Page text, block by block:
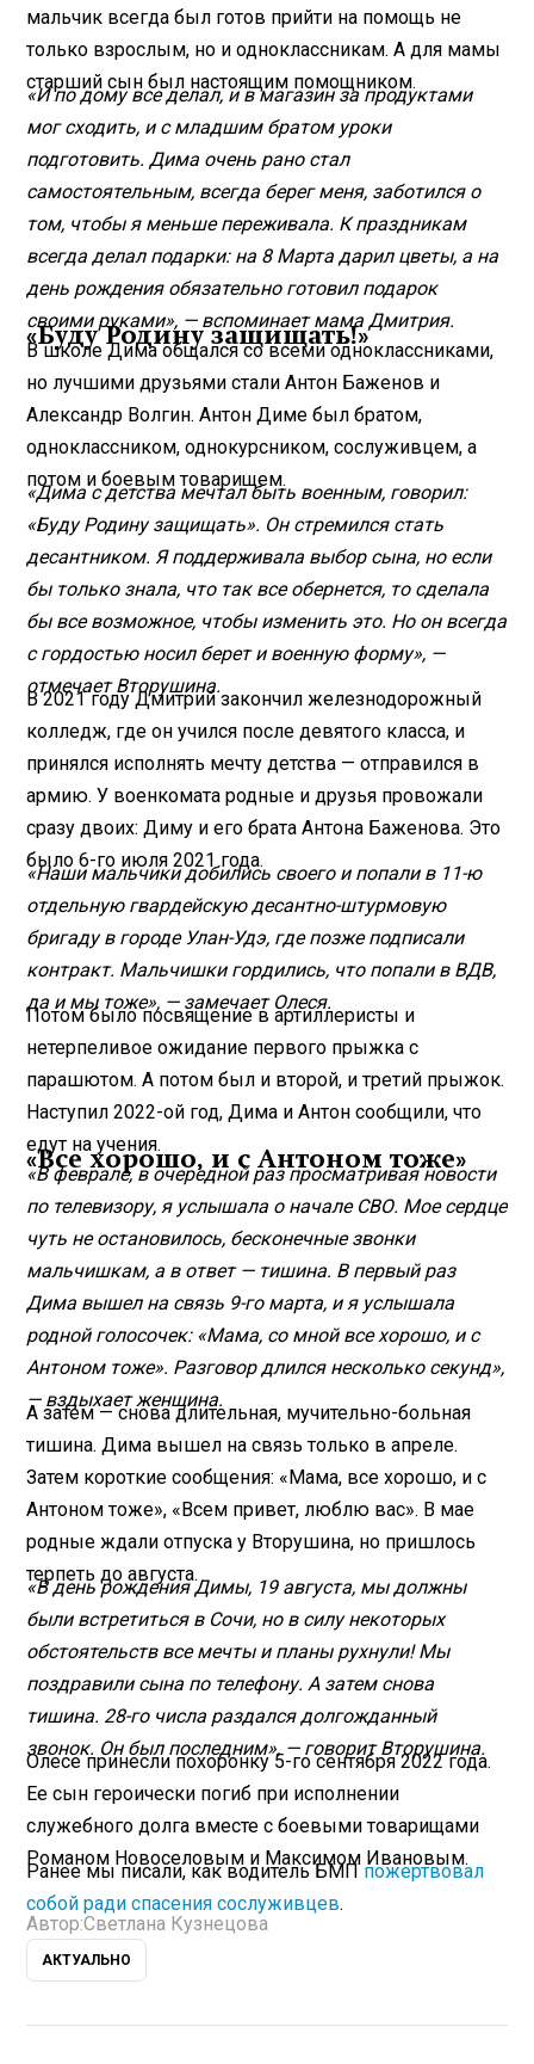
мальчик всегда был готов прийти на помощь не
только взрослым, но и одноклассникам. А для мамы
старший сын был настоящим помощником.
«И по дому все делал, и в магазин за продуктами
мог сходить, и с младшим братом уроки
подготовить. Дима очень рано стал
самостоятельным, всегда берег меня, заботился о
том, чтобы я меньше переживала. К праздникам
всегда делал подарки: на 8 Марта дарил цветы, а на
день рождения обязательно готовил подарок
своими руками», — вспоминает мама Дмитрия.
«Буду Родину защищать!»
В школе Дима общался со всеми одноклассниками,
но лучшими друзьями стали Антон Баженов и
Александр Волгин. Антон Диме был братом,
одноклассником, однокурсником, сослуживцем, а
потом и боевым товарищем.
«Дима с детства мечтал быть военным, говорил:
«Буду Родину защищать». Он стремился стать
десантником. Я поддерживала выбор сына, но если
бы только знала, что так все обернется, то сделала
бы все возможное, чтобы изменить это. Но он всегда
с гордостью носил берет и военную форму», —
отмечает Вторушина.
В 2021 году Дмитрий закончил железнодорожный
колледж, где он учился после девятого класса, и
принялся исполнять мечту детства — отправился в
армию. У военкомата родные и друзья провожали
сразу двоих: Диму и его брата Антона Баженова. Это
было 6-го июля 2021 года.
«Наши мальчики добились своего и попали в 11-ю
отдельную гвардейскую десантно-штурмовую
бригаду в городе Улан-Удэ, где позже подписали
контракт. Мальчишки гордились, что попали в ВДВ,
да и мы тоже», — замечает Олеся.
Потом было посвящение в артиллеристы и
нетерпеливое ожидание первого прыжка с
парашютом. А потом был и второй, и третий прыжок.
Наступил 2022-ой год, Дима и Антон сообщили, что
едут на учения.
«Все хорошо, и с Антоном тоже»
«В феврале, в очередной раз просматривая новости
по телевизору, я услышала о начале СВО. Мое сердце
чуть не остановилось, бесконечные звонки
мальчишкам, а в ответ — тишина. В первый раз
Дима вышел на связь 9-го марта, и я услышала
родной голосочек: «Мама, со мной все хорошо, и с
Антоном тоже». Разговор длился несколько секунд»,
— вздыхает женщина.
А затем — снова длительная, мучительно-больная
тишина. Дима вышел на связь только в апреле.
Затем короткие сообщения: «Мама, все хорошо, и с
Антоном тоже», «Всем привет, люблю вас». В мае
родные ждали отпуска у Вторушина, но пришлось
терпеть до августа.
«В день рождения Димы, 19 августа, мы должны
были встретиться в Сочи, но в силу некоторых
обстоятельств все мечты и планы рухнули! Мы
поздравили сына по телефону. А затем снова
тишина. 28-го числа раздался долгожданный
звонок. Он был последним», — говорит Вторушина.
Олесе принесли похоронку 5-го сентября 2022 года.
Ее сын героически погиб при исполнении
служебного долга вместе с боевыми товарищами
Романом Новоселовым и Максимом Ивановым.
Ранее мы писали, как водитель БМПпожертвовал
собой ради спасения сослуживцев.
Автор:Светлана Кузнецова
АКТУАЛЬНО